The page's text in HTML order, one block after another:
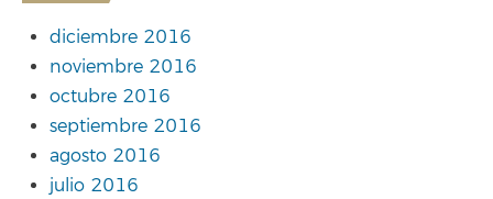
diciembre 2016
noviembre 2016
octubre 2016
septiembre 2016
agosto 2016
julio 2016